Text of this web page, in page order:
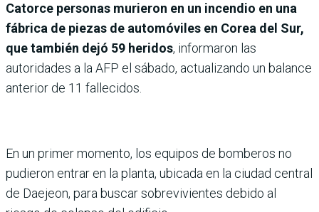
Catorce personas murieron en un incendio en una
fábrica de piezas de automóviles en Corea del Sur,
que también dejó 59 heridos, informaron las
autoridades a la AFP el sábado, actualizando un balance
anterior de 11 fallecidos.
En un primer momento, los equipos de bomberos no
pudieron entrar en la planta, ubicada en la ciudad central
de Daejeon, para buscar sobrevivientes debido al